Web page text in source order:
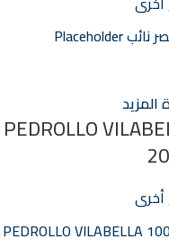
المزيد
PEDROLLO
أخرى